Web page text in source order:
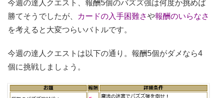
今週の達人クエスト、報酬5個のバズズ強は何度か挑めば
勝てそうでしたが、
カードの入手困難さや報酬のいらなさ
を考えると大変つらいバトルです。
今週の達人クエストは以下の通り。報酬5個がダメなら4
個に挑戦しましょう。